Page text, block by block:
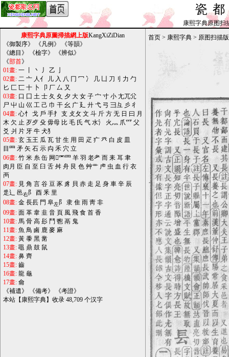
瓷
康熙字典原图扫
康熙字典原圖掃描網上版KangXiZiDian
《御製序》 《凡例 》 《等韻》
《總目 》 《檢字》 《辨似》
《部首》
01畫: 一 丶 丿 乙
02畫: 二 亠 人亻 儿 入 八 冂 冖 冫 几 凵 刀刂 力 勹
匕 匚 匸 十 卜 卩 厂 厶 又
03畫: 口 囗 土 士 夂 夊 夕 大 女 子 宀 寸 小 尢兀尣
尸 屮 山 巛 工 己 巾 干 幺 广 廴 廾 弋 弓 彐彑 彡 彳
04畫: 心忄 戈 戶 手扌 支 攴攵 文 斗 斤 方 无 日 曰 月
木 欠 止 歹歺 殳 毋母 比 毛 氏 气 水氵 火灬 爪爫 父
爻 爿 片 牙 牛 犬犭
05畫: 玄 玉王 瓜 瓦 甘 生 用 田 疋 疒 癶 白 皮 皿
目罒 矛 矢 石 示 禸 禾 穴 立
06畫: 竹 米 糸 缶 网罓罒 羊 羽 老耂 而 耒 耳 聿
肉月 臣 自 至 臼 舌 舛 舟 艮 色 艸艹 虍 虫 血 行 衣
襾
07畫: 見 角 言 谷 豆 豕 豸 貝 赤 走 足 身 車 辛 辰
辵辶
邑右阝 酉 釆 里
08畫: 金 長镸 門 阜左阝 隶 隹 雨 靑 非
09畫: 面 革 韋 韭 音 頁 風 飛 食 首 香
10畫: 馬 骨 高 髟 鬥 鬯 鬲 鬼
11畫: 魚 鳥 鹵 鹿 麥 麻
12畫: 黃 黍 黑 黹
13畫: 黽 鼎 鼓 鼠
14畫: 鼻 齊
15畫: 齒
16畫: 龍 龜
17畫: 龠
《補遺》 《備考》 《考證》
本站【康熙字典】收录 48,709 个汉字
首页 > 康熙字典 > 原图扫描版